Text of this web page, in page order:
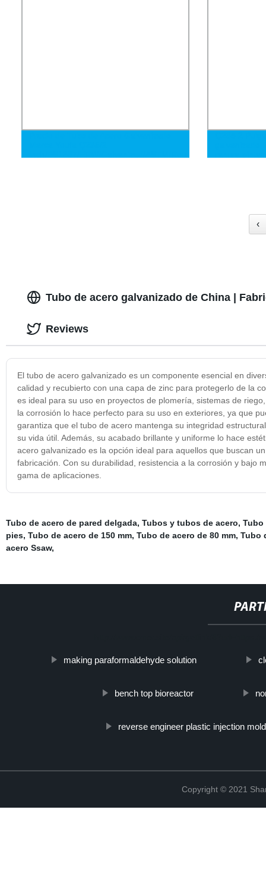
‹
Tubo de acero galvanizado de China |
El tubo de acero galvanizado es un componente esencial en
calidad y recubierto con una capa de zinc para protegerlo de la
es ideal para su uso en proyectos de plomería, sistemas de
la corrosión lo hace perfecto para su uso en exteriores, ya que
garantiza que el tubo de acero mantenga su integridad
su vida útil. Además, su acabado brillante y uniforme lo hace
acero galvanizado es la opción ideal para aquellos que buscan
fabricación. Con su durabilidad, resistencia a la corrosión y bajo
gama de aplicaciones.
Reviews
Tubo de acero de pared delgada, Tubos y tubos de acero, Tubo
pies, Tubo de acero de 150 mm, Tubo de acero de 80 mm, Tubo
acero Ssaw,
making paraformaldehyde solution
bench top bioreactor
reverse engineer plastic injection
Copyright © 2021